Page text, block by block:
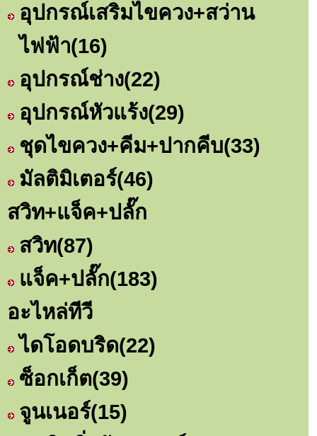
อุปกรณ์เสริมไขควง+สว่าน
ไฟฟ้า(16)
อุปกรณ์ช่าง(22)
อุปกรณ์หัวแร้ง(29)
ชุดไขควง+คีม+ปากคีบ(33)
มัลติมิเตอร์(46)
สวิท+แจ็ค+ปลั๊ก
สวิท(87)
แจ็ค+ปลั๊ก(183)
อะไหล่ทีวี
ไดโอดบริด(22)
ซ็อกเก็ต(39)
จูนเนอร์(15)